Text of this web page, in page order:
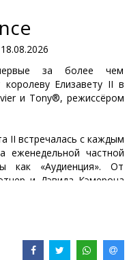
18.08.2026
за более чем
королеву Елизавету II в
и Tony®, режиссёром
II встречалась с каждым
еженедельной частной
как «Аудиенция». От
и Дэвида Кэмерона
министрам советы по